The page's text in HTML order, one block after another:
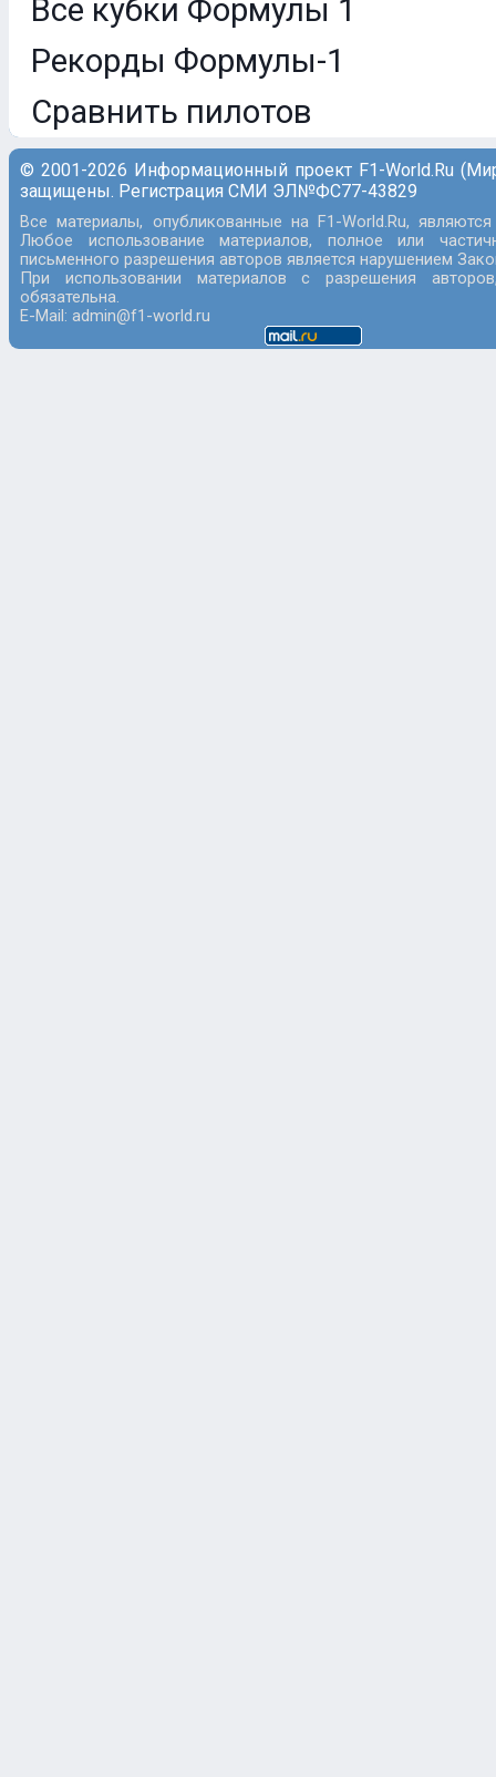
Все кубки Формулы 1
Рекорды Формулы-1
Сравнить пилотов
© 2001-2026 Информационный проект F1-World.Ru
защищены. Регистрация СМИ ЭЛ№ФС77-43829
Все материалы, опубликованные на F1-World.Ru,
Любое использование материалов, полное или
письменного разрешения авторов является нарушением
При использовании материалов с разрешения
обязательна.
E-Mail: admin@f1-world.ru